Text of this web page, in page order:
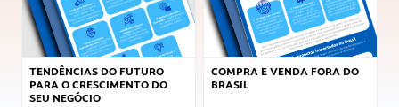
TENDÊNCIAS DO FUTURO
PARA O CRESCIMENTO DO
SEU NEGÓCIO
COMPRA E VENDA FORA DO
BRASIL